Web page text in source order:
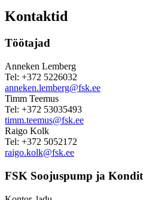
Kontaktid
Töötajad
Anneken Lemberg
Tel: +372 5226032
anneken.lemberg@fsk.ee
Timm Teemus
Tel: +372 53035493
timm.teemus@fsk.ee
Raigo Kolk
Tel: +372 5052172
raigo.kolk@fsk.ee
FSK Soojuspump ja